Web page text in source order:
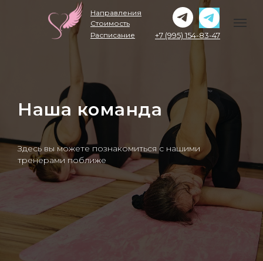
Направления
Расписание
Стоимость
+7 (995) 154-83-47
Наша команда
Здесь вы можете познакомиться с нашими
тренерами поближе